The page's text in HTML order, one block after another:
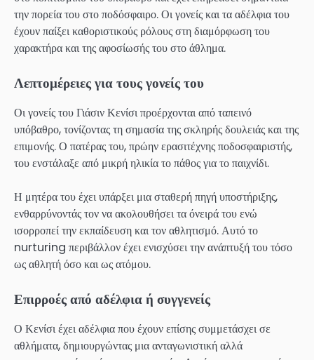
την πορεία του στο ποδόσφαιρο. Οι γονείς και τα αδέλφια του
έχουν παίξει καθοριστικούς ρόλους στη διαμόρφωση του
χαρακτήρα και της αφοσίωσής του στο άθλημα.
Λεπτομέρειες για τους γονείς του
Οι γονείς του Γιάσιν Κενίσι προέρχονται από ταπεινό
υπόβαθρο, τονίζοντας τη σημασία της σκληρής δουλειάς και της
επιμονής. Ο πατέρας του, πρώην ερασιτέχνης ποδοσφαιριστής,
του ενστάλαξε από μικρή ηλικία το πάθος για το παιχνίδι.
Η μητέρα του έχει υπάρξει μια σταθερή πηγή υποστήριξης,
ενθαρρύνοντάς τον να ακολουθήσει τα όνειρά του ενώ
ισορροπεί την εκπαίδευση και τον αθλητισμό. Αυτό το
nurturing περιβάλλον έχει ενισχύσει την ανάπτυξή του τόσο
ως αθλητή όσο και ως ατόμου.
Επιρροές από αδέλφια ή συγγενείς
Ο Κενίσι έχει αδέλφια που έχουν επίσης συμμετάσχει σε
αθλήματα, δημιουργώντας μια ανταγωνιστική αλλά